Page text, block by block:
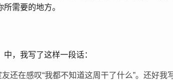
需要的地方。
中，我写了这样一段话：
还在感叹“我都不知道这周干了什么”。还好我